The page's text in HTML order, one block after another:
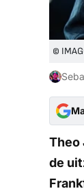
©
Theo
de